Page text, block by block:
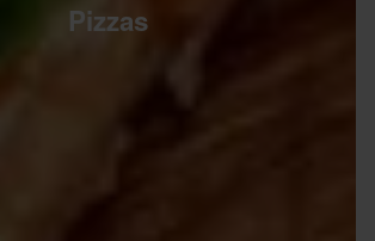
Pizzas